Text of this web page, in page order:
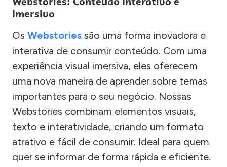
Imersivo
Os Webstories são uma forma inovadora e
interativa de consumir conteúdo. Com uma
experiência visual imersiva, eles oferecem
uma nova maneira de aprender sobre temas
importantes para o seu negócio. Nossas
Webstories combinam elementos visuais,
texto e interatividade, criando um formato
atrativo e fácil de consumir. Ideal para quem
quer se informar de forma rápida e eficiente.